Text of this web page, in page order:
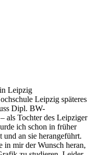
Leipzig
Leipzig späteres
Dipl. BW-
als Tochter des Leipziger
ich schon in früher
an sie herangeführt.
in mir der Wunsch heran,